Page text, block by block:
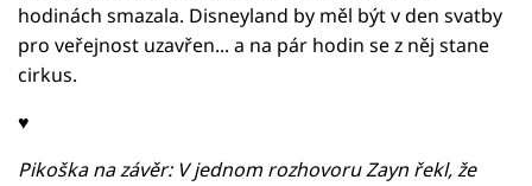
hodinách smazala. Disneyland by měl být v den svatby
pro veřejnost uzavřen... a na pár hodin se z něj stane
cirkus.
♥
Pikoška na závěr: V jednom rozhovoru Zayn řekl, že